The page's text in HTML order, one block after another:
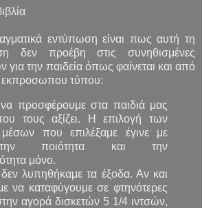
εντύπωση είναι πως αυτή τη
δεν προέβη στις συνηθισμένες
για την παιδεία όπως φαίνεται και από
εκπροσωπου τύπου:
προσφέρουμε στα παιδιά μας
τους αξίζει. Η επιλογή των
μέσων που επιλέξαμε έγινε με
ποιότητα και την
μόνο.
λυπηθήκαμε τα έξοδα. Αν και
να καταφύγουμε σε φτηνότερες
αγορά δισκετών 5 1/4 ιντσών,